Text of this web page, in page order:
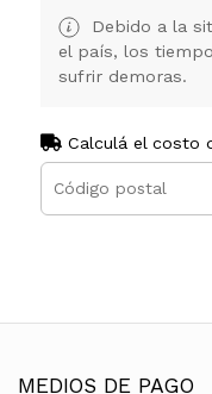
Debido a la
el país, los
sufrir demoras.
Calculá el costo
MEDIOS DE PAGO